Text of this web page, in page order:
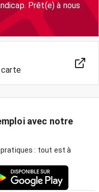
Prêt(e) à nous
carte
avec notre
: tout est à